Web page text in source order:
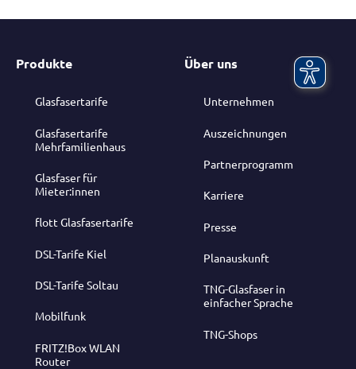
Produkte
Glasfasertarife
Glasfasertarife
Mehrfamilienhaus
Glasfaser für
Mieter:innen
flott Glasfasertarife
DSL-Tarife Kiel
DSL-Tarife Soltau
Mobilfunk
FRITZ!Box WLAN
Router
Über uns
Unternehmen
Auszeichnungen
Partnerprogramm
Karriere
Presse
Planauskunft
TNG-Glasfaser in
einfacher Sprache
TNG-Shops